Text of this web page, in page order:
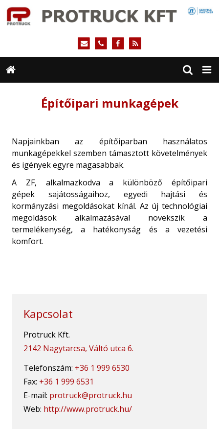
Építőipari munkagépek
Napjainkban az építőiparban használatos
munkagépekkel szemben támasztott követelmények
és igények egyre magasabbak.
A ZF, alkalmazkodva a különböző építőipari
gépek sajátosságaihoz, egyedi hajtási és
kormányzási megoldásokat kínál. Az új technológiai
megoldások alkalmazásával növekszik a
termelékenység, a hatékonyság és a vezetési
komfort.
Kapcsolat
Protruck Kft.
2142 Nagytarcsa, Váltó utca 6.
Telefonszám: +36 1 999 6530
Fax: +36 1 999 6531
E-mail: protruck@protruck.hu
Web: http://www.protruck.hu/